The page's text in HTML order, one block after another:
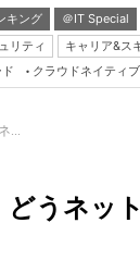
キング ＠IT Special
リティ キャリア&ス
クラウドネイティブ
...
どうネッ